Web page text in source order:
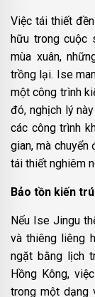
Việc tái thiết
hữu trong cuộc
mùa xuân,
trồng lại. Ise
một công trình
đó, nghịch lý
các công trình
gian, mà chuyển
tái thiết nghiêm
Bảo tồn kiến
Nếu Ise Jingu
và thiêng liêng
ngặt bằng lịch
Hồng Kông,
trong một dạng